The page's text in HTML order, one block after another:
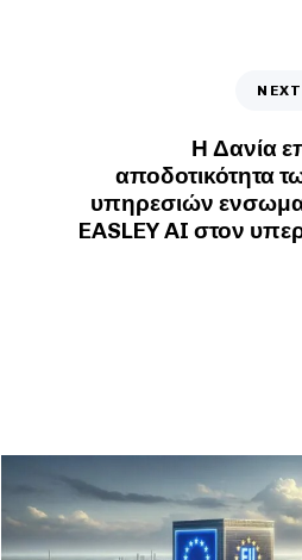
Η Δανία
αποδοτικότητα
υπηρεσιών
EASLEY AI στον